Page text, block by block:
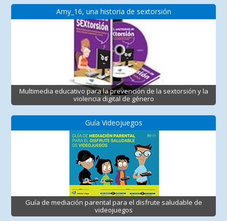
Amy_16, una historia de sextorsión
Multimedia educativo para la prevención de la sextorsión y la
violencia digital de género
Guía Videojuegos
Guía de mediación parental para el disfrute saludable de
videojuegos